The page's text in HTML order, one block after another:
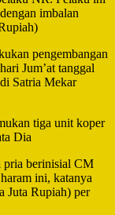
imbalan
pengembangan
Jum’at tanggal
Satria Mekar
tiga unit koper
Dia
pria berinisial CM
ini, katanya
Juta Rupiah) per